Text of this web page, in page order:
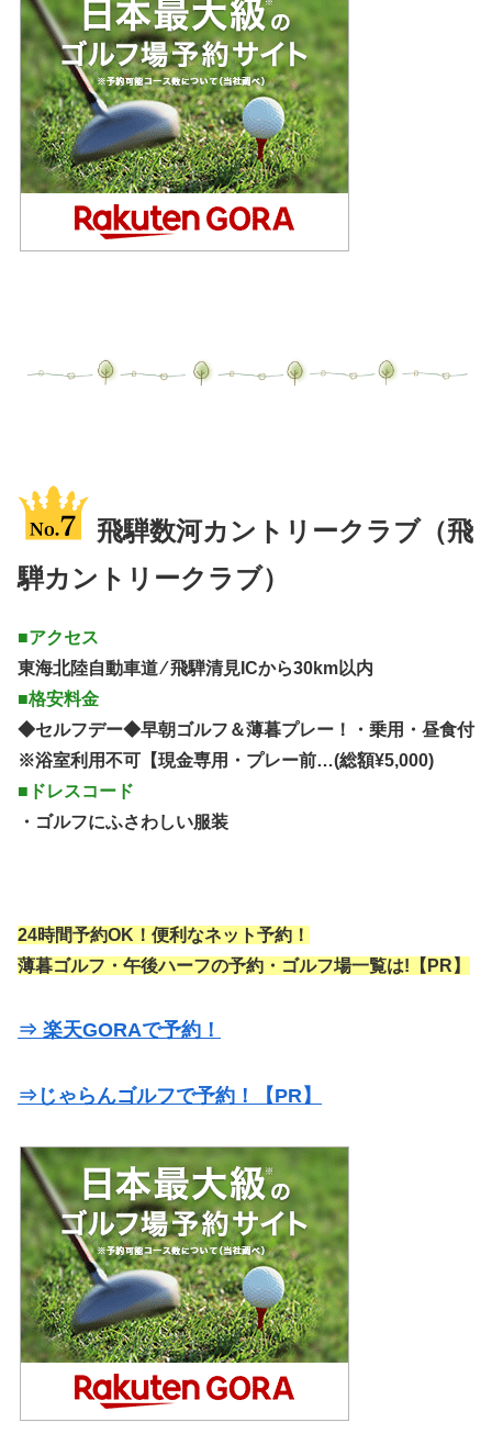
飛騨数河カントリークラブ（飛
騨カントリークラブ）
■アクセス
東海北陸自動車道 ⁄ 飛騨清見ICから30km以内
■格安料金
◆セルフデー◆早朝ゴルフ＆薄暮プレー！・乗用・昼食付
※浴室利用不可【現金専用・プレー前…(総額¥5,000)
■ドレスコード
・ゴルフにふさわしい服装
24時間予約OK！便利なネット予約！
薄暮ゴルフ・午後ハーフの予約・ゴルフ場一覧は!【PR】
⇒ 楽天GORAで予約！
⇒じゃらんゴルフで予約！【PR】